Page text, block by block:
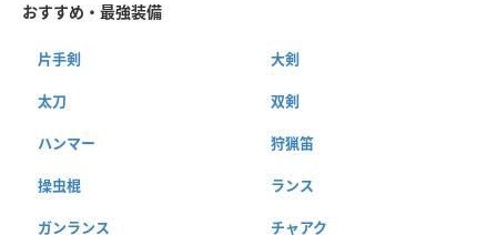
おすすめ・最強装備
片手剣 大剣
太刀 双剣
ハンマー 狩猟笛
操虫棍 ランス
ガンランス チャアク